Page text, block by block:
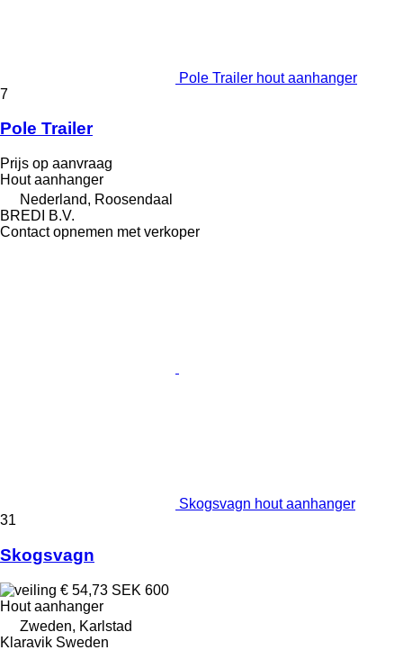
Pole Trailer hout aanhanger
7
Pole Trailer
Prijs op aanvraag
Hout aanhanger
Nederland, Roosendaal
BREDI B.V.
Contact opnemen met verkoper
Skogsvagn hout aanhanger
31
Skogsvagn
€ 54,73 SEK 600
Hout aanhanger
Zweden, Karlstad
Klaravik Sweden